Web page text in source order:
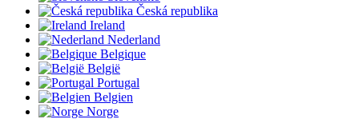
Česká republika
Ireland
Nederland
Belgique
België
Portugal
Belgien
Norge